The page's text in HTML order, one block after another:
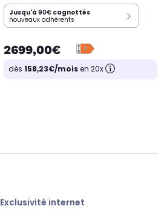
Jusqu'à 90€ cagnottés
nouveaux adhérents
2699,00€
dès 158,23€/moisen 20x
Exclusivité internet